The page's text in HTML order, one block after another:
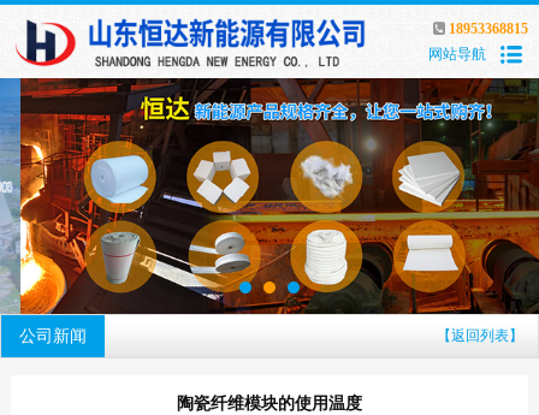
18953368815
网站导航
公司新闻 【返回列表】
陶瓷纤维模块的使用温度